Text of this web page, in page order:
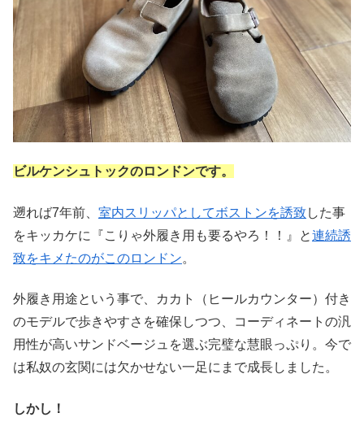
ビルケンシュトックのロンドンです。
遡れば7年前、 室内スリッパとしてボストンを誘致した事
をキッカケに『こりゃ外履き用も要るやろ！！』と連続誘
致をキメたのがこのロンドン。
外履き用途という事で、カカト（ヒールカウンター）付き
のモデルで歩きやすさを確保しつつ、コーディネートの汎
用性が高いサンドベージュを選ぶ完璧な慧眼っぷり。今で
は私奴の玄関には欠かせない一足にまで成長しました。
しかし！